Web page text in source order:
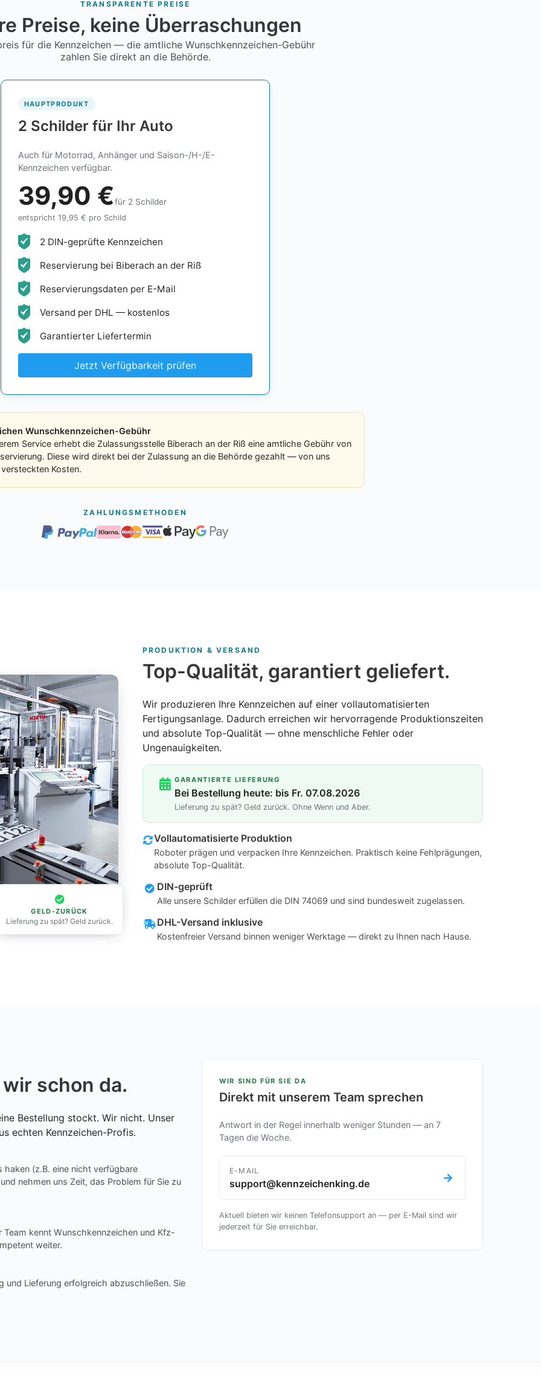
TRANSPARENTE PREISE
Preise, keine Überraschungen
für die Kennzeichen — die amtliche Wunschkennzeichen-Gebühr
zahlen Sie direkt an die Behörde.
HAUPTPRODUKT
2 Schilder für Ihr Auto
Auch für Motorrad, Anhänger und Saison-/H-/E-
Kennzeichen verfügbar.
39,90 €für 2 Schilder
entspricht 19,95 € pro Schild
2 DIN-geprüfte Kennzeichen
Reservierung bei Biberach an der Riß
Reservierungsdaten per E-Mail
Versand per DHL — kostenlos
Garantierter Liefertermin
Jetzt Verfügbarkeit prüfen
Wunschkennzeichen-Gebühr
Service erhebt die Zulassungsstelle Biberach an der Riß eine amtliche Gebühr von
Diese wird direkt bei der Zulassung an die Behörde gezahlt — von uns
Kosten.
ZAHLUNGSMETHODEN
GELD-ZURÜCK
Lieferung zu spät? Geld zurück.
PRODUKTION & VERSAND
Top-Qualität, garantiert geliefert.
Wir produzieren Ihre Kennzeichen auf einer vollautomatisierten
Fertigungsanlage. Dadurch erreichen wir hervorragende Produktionszeiten
und absolute Top-Qualität — ohne menschliche Fehler oder
Ungenauigkeiten.
GARANTIERTE LIEFERUNG
Bei Bestellung heute: bis Fr. 07.08.2026
Lieferung zu spät? Geld zurück. Ohne Wenn und Aber.
Vollautomatisierte Produktion
Roboter prägen und verpacken Ihre Kennzeichen. Praktisch keine Fehlprägungen,
absolute Top-Qualität.
DIN-geprüft
Alle unsere Schilder erfüllen die DIN 74069 und sind bundesweit zugelassen.
DHL-Versand inklusive
Kostenfreier Versand binnen weniger Werktage — direkt zu Ihnen nach Hause.
schon da.
Bestellung stockt. Wir nicht. Unser
echten Kennzeichen-Profis.
haken (z.B. eine nicht verfügbare
nehmen uns Zeit, das Problem für Sie zu
kennt Wunschkennzeichen und Kfz-
weiter.
und Lieferung erfolgreich abzuschließen. Sie
WIR SIND FÜR SIE DA
Direkt mit unserem Team sprechen
Antwort in der Regel innerhalb weniger Stunden — an 7
Tagen die Woche.
E-MAIL
support@kennzeichenking.de
Aktuell bieten wir keinen Telefonsupport an — per E-Mail sind wir
jederzeit für Sie erreichbar.